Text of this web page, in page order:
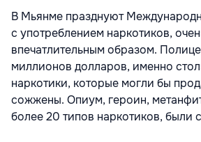
В Мьянме празднуют
с употреблением наркотиков,
впечатлительным образом.
миллионов долларов, именно
наркотики, которые могли бы
сожжены. Опиум, героин,
более 20 типов наркотиков, были